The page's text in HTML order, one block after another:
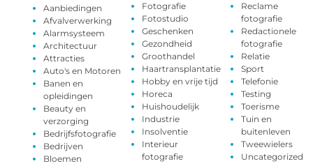
Aanbiedingen
Afvalverwerking
Alarmsysteem
Architectuur
Attracties
Auto's en Motoren
Banen en
opleidingen
Beauty en
verzorging
Bedrijfsfotografie
Bedrijven
Bloemen
Fotografie
Fotostudio
Geschenken
Gezondheid
Groothandel
Haartransplantatie
Hobby en vrije tijd
Horeca
Huishoudelijk
Industrie
Insolventie
Interieur
fotografie
Reclame
fotografie
Redactionele
fotografie
Relatie
Sport
Telefonie
Testing
Toerisme
Tuin en
buitenleven
Tweewielers
Uncategorized